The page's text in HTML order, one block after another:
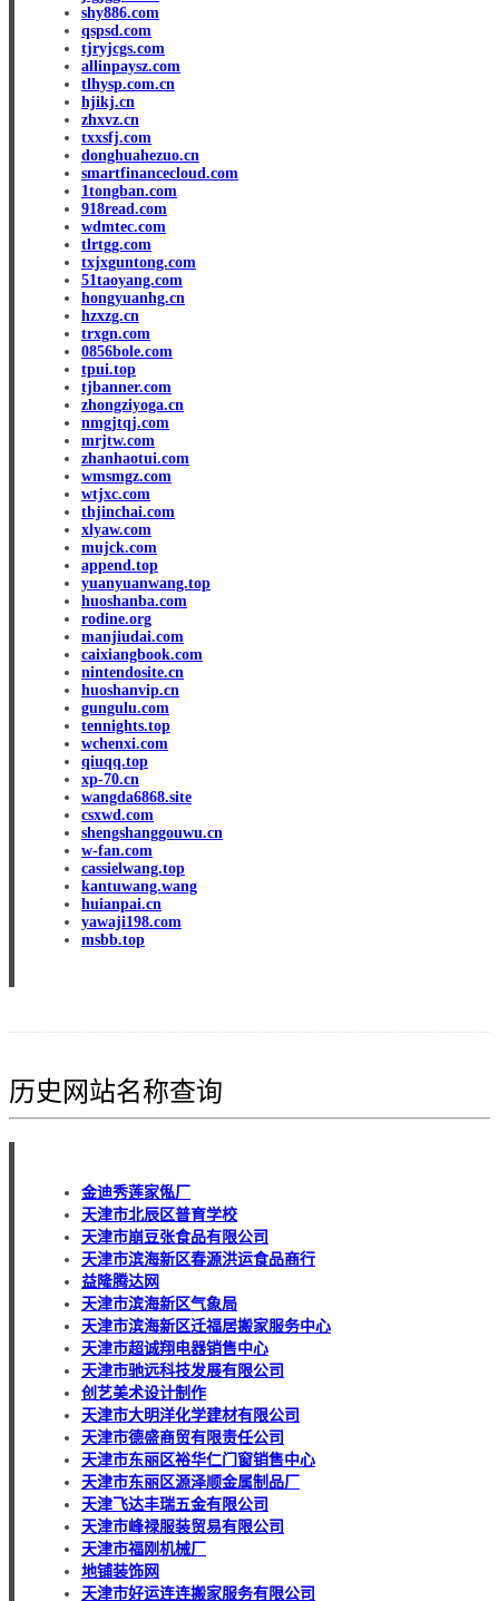
shy886.com
qspsd.com
tjryjcgs.com
allinpaysz.com
tlhysp.com.cn
hjikj.cn
zhxvz.cn
txxsfj.com
donghuahezuo.cn
smartfinancecloud.com
1tongban.com
918read.com
wdmtec.com
tlrtgg.com
txjxguntong.com
51taoyang.com
hongyuanhg.cn
hzxzg.cn
trxgn.com
0856bole.com
tpui.top
tjbanner.com
zhongziyoga.cn
nmgjtqj.com
mrjtw.com
zhanhaotui.com
wmsmgz.com
wtjxc.com
thjinchai.com
xlyaw.com
mujck.com
append.top
yuanyuanwang.top
huoshanba.com
rodine.org
manjiudai.com
caixiangbook.com
nintendosite.cn
huoshanvip.cn
gungulu.com
tennights.top
wchenxi.com
qiuqq.top
xp-70.cn
wangda6868.site
csxwd.com
shengshanggouwu.cn
w-fan.com
cassielwang.top
kantuwang.wang
huianpai.cn
yawaji198.com
msbb.top
历史网站名称查询
金迪秀莲家俬厂
天津市北辰区普育学校
天津市崩豆张食品有限公司
天津市滨海新区春源洪运食品商行
益隆腾达网
天津市滨海新区气象局
天津市滨海新区迁福居搬家服务中心
天津市超诚翔电器销售中心
天津市驰远科技发展有限公司
创艺美术设计制作
天津市大明洋化学建材有限公司
天津市德盛商贸有限责任公司
天津市东丽区裕华仁门窗销售中心
天津市东丽区源泽顺金属制品厂
天津飞达丰瑞五金有限公司
天津市峰禄服装贸易有限公司
天津市福刚机械厂
地铺装饰网
天津市好运连连搬家服务有限公司